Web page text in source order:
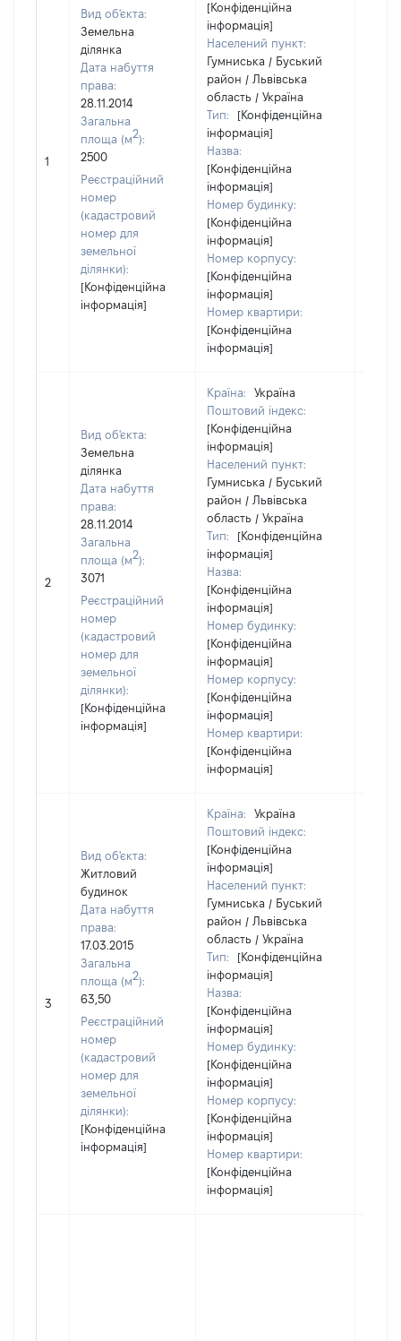
1
Вид об'єкта:
Земельна
ділянка
Дата набуття
права:
28.11.2014
Загальна
площа (м2):
2500
Реєстраційний
номер
(кадастровий
номер для
земельної
ділянки):
[Конфіденційна
інформація]
[Конфіденційна
інформація]
Населений пункт:
Гумниська / Буський
район / Львівська
область / Україна
Тип:
[Конфіденційна
інформація]
Назва:
[Конфіденційна
інформація]
Номер будинку:
[Конфіденційна
інформація]
Номер корпусу:
[Конфіденційна
інформація]
Номер квартири:
[Конфіденційна
інформація]
2
Вид об'єкта:
Земельна
ділянка
Дата набуття
права:
28.11.2014
Загальна
площа (м2):
3071
Реєстраційний
номер
(кадастровий
номер для
земельної
ділянки):
[Конфіденційна
інформація]
Країна:
Україна
Поштовий індекс:
[Конфіденційна
інформація]
Населений пункт:
Гумниська / Буський
район / Львівська
область / Україна
Тип:
[Конфіденційна
інформація]
Назва:
[Конфіденційна
інформація]
Номер будинку:
[Конфіденційна
інформація]
Номер корпусу:
[Конфіденційна
інформація]
Номер квартири:
[Конфіденційна
інформація]
3
Вид об'єкта:
Житловий
будинок
Дата набуття
права:
17.03.2015
Загальна
площа (м2):
63,50
Реєстраційний
номер
(кадастровий
номер для
земельної
ділянки):
[Конфіденційна
інформація]
Країна:
Україна
Поштовий індекс:
[Конфіденційна
інформація]
Населений пункт:
Гумниська / Буський
район / Львівська
область / Україна
Тип:
[Конфіденційна
інформація]
Назва:
[Конфіденційна
інформація]
Номер будинку:
[Конфіденційна
інформація]
Номер корпусу:
[Конфіденційна
інформація]
Номер квартири:
[Конфіденційна
інформація]